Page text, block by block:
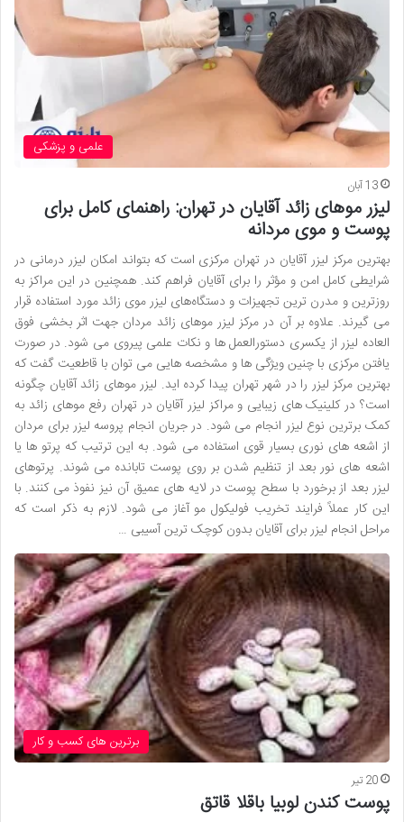
علمی و پزشکی
13 آبان
لیزر موهای زائد آقایان در تهران: راهنمای کامل برای
پوست و موی مردانه
بهترین مرکز لیزر آقایان در تهران مرکزی است که بتواند امکان لیزر درمانی در
شرایطی کامل امن و مؤثر را برای آقایان فراهم کند. همچنین در این مراکز به‌
روزترین و مدرن ترین تجهیزات و دستگاه‌های لیزر موی زائد مورد استفاده قرار
می گیرند. علاوه بر آن در مرکز لیزر موهای زائد مردان جهت اثر بخشی فوق
العاده لیزر از یکسری دستورالعمل ها و نکات علمی پیروی می شود. در صورت
یافتن مرکزی با چنین ویژگی ها و مشخصه هایی می توان با قاطعیت گفت که
بهترین مرکز لیزر را در شهر تهران پیدا کرده اید. لیزر موهای زائد آقایان چگونه
است؟ در کلینیک های زیبایی و مراکز لیزر آقایان در تهران رفع موهای زائد به
کمک برترین نوع لیزر انجام می شود. در جریان انجام پروسه لیزر برای مردان
از اشعه‌ های نوری بسیار قوی استفاده می شود. به این ترتیب که پرتو ها یا
اشعه های نور بعد از تنظیم شدن بر روی پوست تابانده می شوند. پرتوهای
لیزر بعد از برخورد با سطح پوست در لایه های عمیق آن نیز نفوذ می کنند. با
این کار عملاً فرایند تخریب فولیکول مو آغاز می شود. لازم به ذکر است که
مراحل انجام لیزر برای آقایان بدون کوچک ترین آسیبی …
برترین های کسب و کار
20 تیر
پوست کندن لوبیا باقلا قاتق